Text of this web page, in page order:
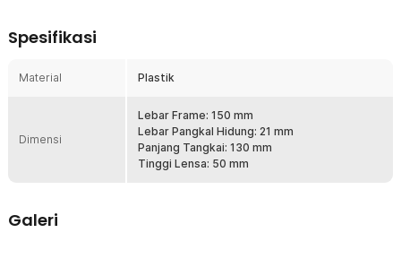
melindungi mata dari paparan sinar matahari berlebih saat aktivitas
penglihatan tetap nyaman di siang hari. Efek adaptive tint membuat
dan nyaman sepanjang hari.
Desain Sporty dan Modern
Mengusung desain wraparound dengan tampilan sporty yang
memberikan perlindungan area mata lebih maksimal. Tampilan
stylish membuat kacamata mudah dipadukan dengan outfit
Spesifikasi
Material Plastik
Dimensi
Lebar Frame: 150 mm
Lebar Pangkal Hidung: 21 mm
Panjang Tangkai: 130 mm
Tinggi Lensa: 50 mm
Galeri